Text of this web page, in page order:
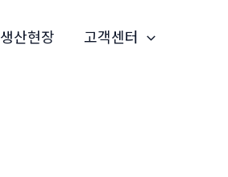
생산현장 고객센터